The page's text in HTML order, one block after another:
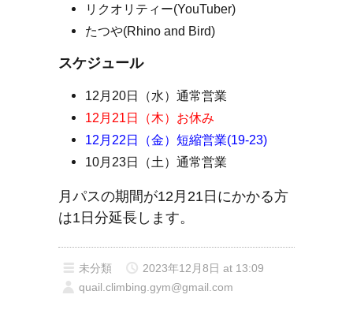
リクオリティー(YouTuber)
たつや(Rhino and Bird)
スケジュール
12月20日（水）通常営業
12月21日（木）お休み
12月22日（金）短縮営業(19-23)
10月23日（土）通常営業
月パスの期間が12月21日にかかる方
は1日分延長します。
未分類
2023年12月8日 at 13:09
quail.climbing.gym@gmail.com